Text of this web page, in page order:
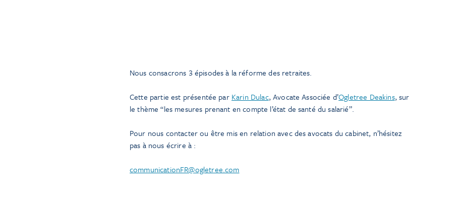
Nous consacrons 3 épisodes à la réforme des retraites.
Cette partie est présentée par Karin Dulac, Avocate Associée d’Ogletree Deakins, sur
le thème “les mesures prenant en compte l’état de santé du salarié”.
Pour nous contacter ou être mis en relation avec des avocats du cabinet, n’hésitez
pas à nous écrire à :
communicationFR@ogletree.com